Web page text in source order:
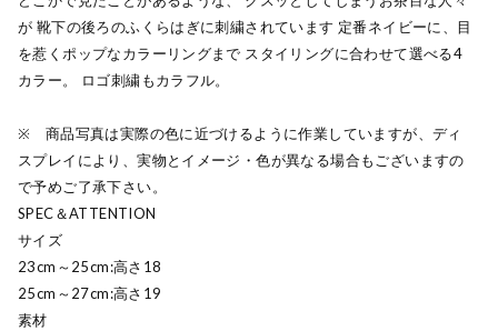
が 靴下の後ろのふくらはぎに刺繍されています 定番ネイビーに、目
を惹くポップなカラーリングまで スタイリングに合わせて選べる4
カラー。 ロゴ刺繍もカラフル。
※ 商品写真は実際の色に近づけるように作業していますが、ディ
スプレイにより、実物とイメージ・色が異なる場合もございますの
で予めご了承下さい。
SPEC＆ATTENTION
サイズ
23cm～25cm:高さ18
25cm～27cm:高さ19
素材